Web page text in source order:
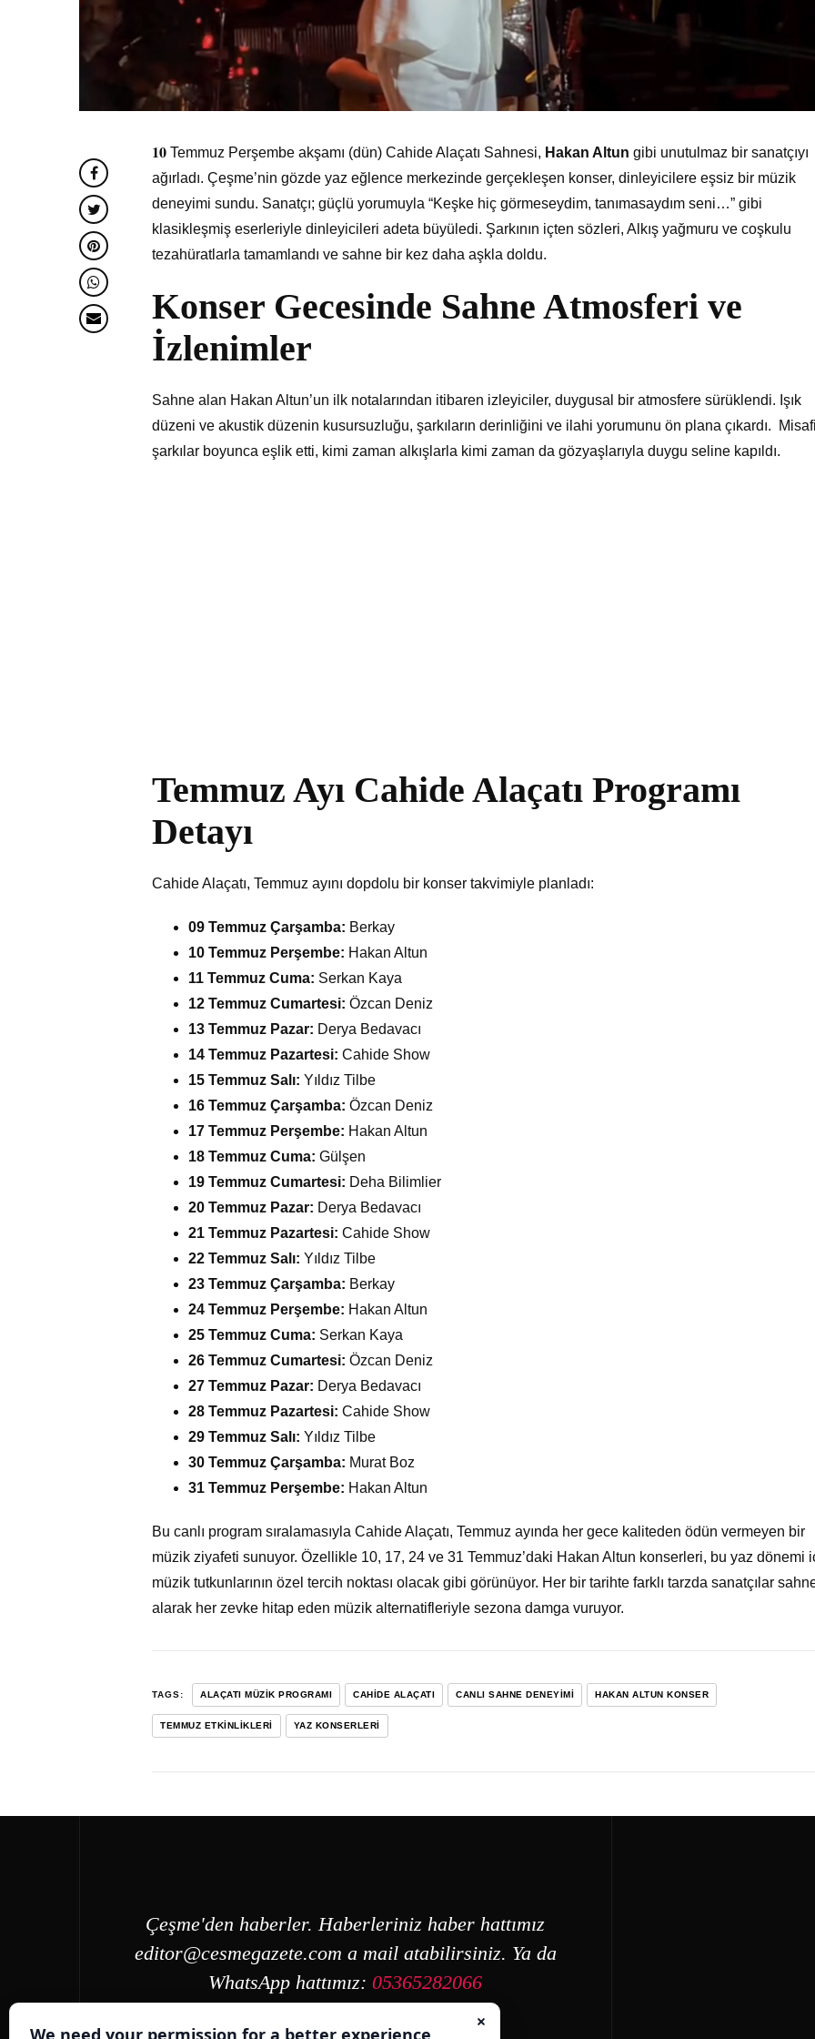
𝟏𝟎 Temmuz Perşembe akşamı (dün) Cahide Alaçatı Sahnesi, Hakan Altun gibi unutulmaz bir sanatçıyı
ağırladı. Çeşme’nin gözde yaz eğlence merkezinde gerçekleşen konser, dinleyicilere eşsiz bir müzik
deneyimi sundu. Sanatçı; güçlü yorumuyla “Keşke hiç görmeseydim, tanımasaydım seni…” gibi
klasikleşmiş eserleriyle dinleyicileri adeta büyüledi. Şarkının içten sözleri, Alkış yağmuru ve coşkulu
tezahüratlarla tamamlandı ve sahne bir kez daha aşkla doldu.
Konser Gecesinde Sahne Atmosferi ve
İzlenimler
Sahne alan Hakan Altun’un ilk notalarından itibaren izleyiciler, duygusal bir atmosfere sürüklendi. Işık
düzeni ve akustik düzenin kusursuzluğu, şarkıların derinliğini ve ilahi yorumunu ön plana çıkardı.
şarkılar boyunca eşlik etti, kimi zaman alkışlarla kimi zaman da gözyaşlarıyla duygu seline kapıldı.
Temmuz Ayı Cahide Alaçatı Programı
Detayı
Cahide Alaçatı, Temmuz ayını dopdolu bir konser takvimiyle planladı:
09 Temmuz Çarşamba: Berkay
10 Temmuz Perşembe: Hakan Altun
11 Temmuz Cuma: Serkan Kaya
12 Temmuz Cumartesi: Özcan Deniz
13 Temmuz Pazar: Derya Bedavacı
14 Temmuz Pazartesi: Cahide Show
15 Temmuz Salı: Yıldız Tilbe
16 Temmuz Çarşamba: Özcan Deniz
17 Temmuz Perşembe: Hakan Altun
18 Temmuz Cuma: Gülşen
19 Temmuz Cumartesi: Deha Bilimlier
20 Temmuz Pazar: Derya Bedavacı
21 Temmuz Pazartesi: Cahide Show
22 Temmuz Salı: Yıldız Tilbe
23 Temmuz Çarşamba: Berkay
24 Temmuz Perşembe: Hakan Altun
25 Temmuz Cuma: Serkan Kaya
26 Temmuz Cumartesi: Özcan Deniz
27 Temmuz Pazar: Derya Bedavacı
28 Temmuz Pazartesi: Cahide Show
29 Temmuz Salı: Yıldız Tilbe
30 Temmuz Çarşamba: Murat Boz
31 Temmuz Perşembe: Hakan Altun
Bu canlı program sıralamasıyla Cahide Alaçatı, Temmuz ayında her gece kaliteden ödün vermeyen bir
müzik ziyafeti sunuyor. Özellikle 10, 17, 24 ve 31 Temmuz’daki Hakan Altun konserleri, bu yaz dönemi
müzik tutkunlarının özel tercih noktası olacak gibi görünüyor. Her bir tarihte farklı tarzda sanatçılar
alarak her zevke hitap eden müzik alternatifleriyle sezona damga vuruyor.
TAGS: ALAÇATI MÜZIK PROGRAMI CAHIDE ALAÇATI CANLI SAHNE DENEYIMI HAKAN ALTUN KONSER
TEMMUZ ETKINLIKLERI YAZ KONSERLERI
Çeşme'den haberler. Haberleriniz haber hattımız
editor@cesmegazete.com a mail atabilirsiniz. Ya da
WhatsApp hattımız:05365282066